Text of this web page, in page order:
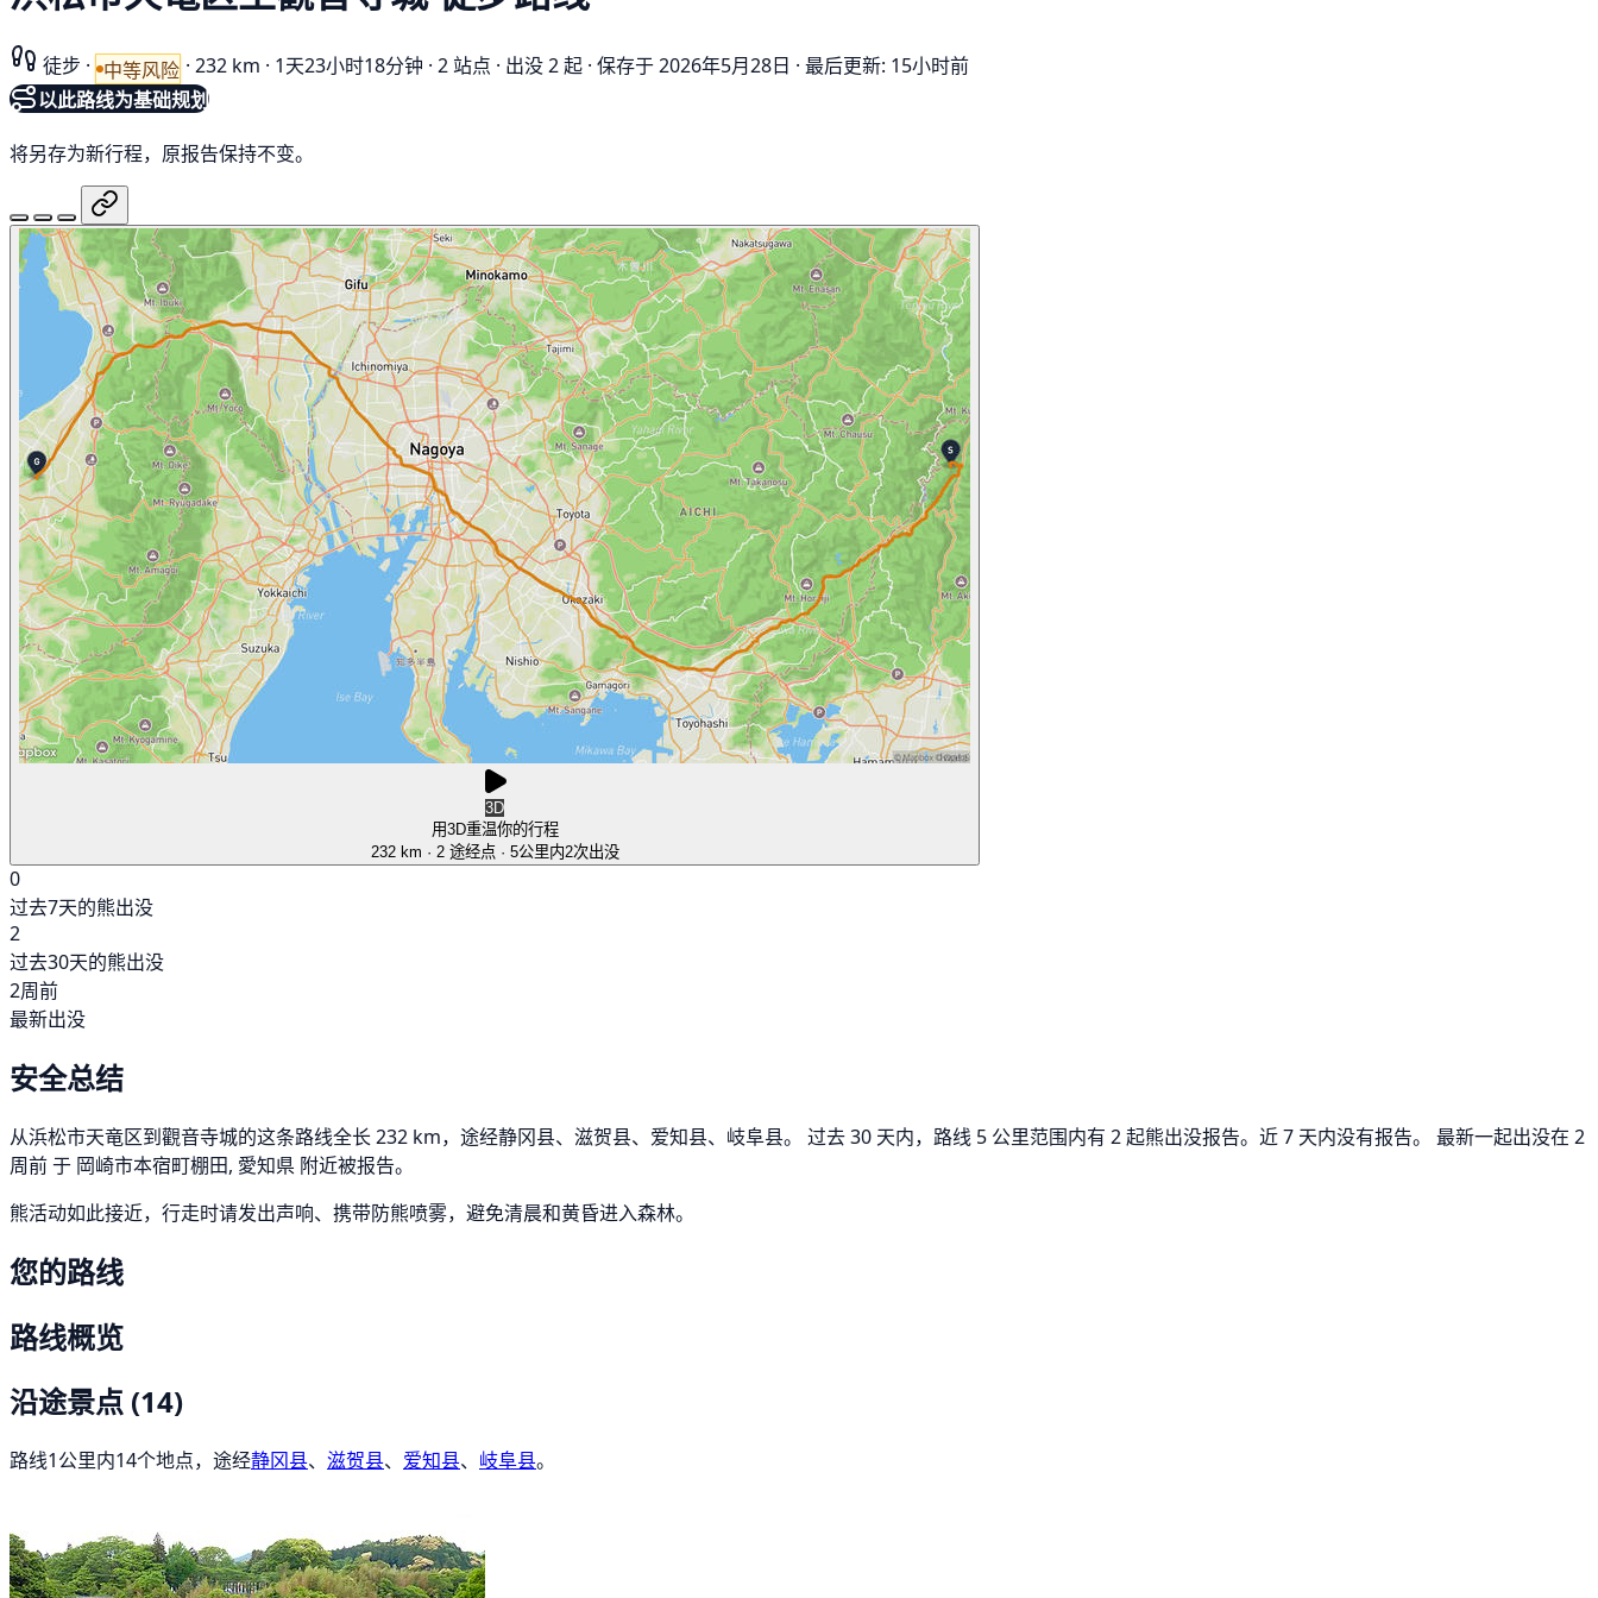
徒步 · 中等风险 · 232 km · 1天23小时18分钟 · 2 站点 · 出没 2 起 · 保存于 2026年5月28日 · 最后更新: 15小时前
以此路线为基础规划
将另存为新行程，原报告保持不变。
3D
用3D重温你的行程
232 km · 2 途经点· 5公里内2次出没
0
过去7天的熊出没
2
过去30天的熊出没
2周前
最新出没
安全总结
从浜松市天竜区到觀音寺城的这条路线全长 232 km，途经静冈县、滋贺县、爱知县、岐阜县。 过去 30 天内，路线 5 公里范围内有 2 起熊出没报告。近 7 天内没有报告。 最新一起出没在 2
周前 于 岡崎市本宿町棚田, 愛知県 附近被报告。
熊活动如此接近，行走时请发出声响、携带防熊喷雾，避免清晨和黄昏进入森林。
您的路线
路线概览
沿途景点 (14)
路线1公里内14个地点，途经静冈县、 滋贺县、 爱知县、 岐阜县。